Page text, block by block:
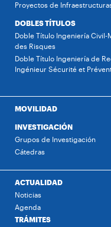
Proyectos de
DOBLES TÍTULOS
Doble Título Ingeniería
des Risques
Doble Título Ingeniería de
Ingénieur Sécurité et
MOVILIDAD
INVESTIGACIÓN
Grupos de Investigación
Cátedras
ACTUALIDAD
Noticias
Agenda
TRÁMITES